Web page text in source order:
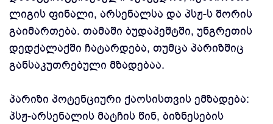
ლიგის ფინალი, არსენალსა და პსჟ-ს შორის
გაიმართება. თამაში ბუდაპეშტში, უნგრეთის
დედქალაქში ჩატარდება, თუმცა პარიზშიც
განსაკუთრებული მზადებაა.
პარიზი პოტენციური ქაოსისთვის ემზადება:
პსჟ-არსენალის მატჩის წინ, ბიზნესების